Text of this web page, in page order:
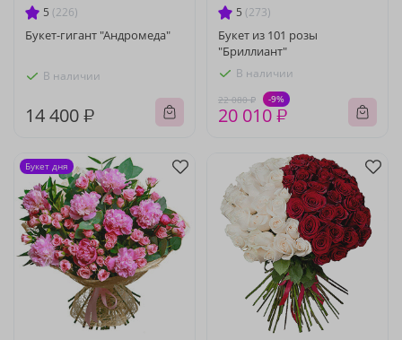
5 (226)
Букет-гигант "Андромеда"
В наличии
14 400 ₽
5 (273)
Букет из 101 розы
"Бриллиант"
В наличии
22 080 ₽ -9%
20 010 ₽
Букет дня